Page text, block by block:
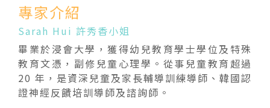
專家介紹
Sarah Hui 許秀香小姐
畢業於浸會大學，獲得幼兒教育學士學位及特殊
教育文憑，副修兒童心理學。從事兒童教育超過
20 年，是資深兒童及家長輔導訓練導師、韓國認
證神經反饋培訓導師及諮詢師。